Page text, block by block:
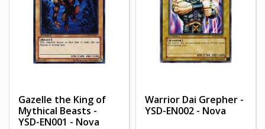
Gazelle the King of
Mythical Beasts -
YSD-EN001 - Nova
Warrior Dai Grepher -
YSD-EN002 - Nova